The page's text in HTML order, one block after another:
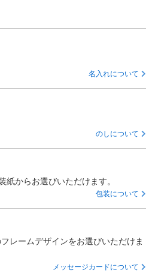
名入れについて
のしについて
紙からお選びいただけます。
包装について
レームデザインをお選びいただけま
メッセージカードについて